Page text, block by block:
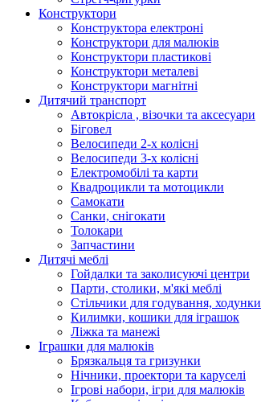
Конструктори
Конструктора електроні
Конструктори для малюків
Конструктори пластикові
Конструктори металеві
Конструктори магнітні
Дитячий транспорт
Автокрісла , візочки та аксесуари
Біговел
Велосипеди 2-х колісні
Велосипеди 3-х колісні
Електромобілі та карти
Квадроцикли та мотоцикли
Самокати
Санки, снігокати
Толокари
Запчастини
Дитячі меблі
Гойдалки та заколисуючі центри
Парти, столики, м'які меблі
Стільчики для годування, ходунки
Килимки, кошики для іграшок
Ліжка та манежі
Іграшки для малюків
Брязкальця та гризунки
Нічники, проектори та каруселі
Ігрові набори, ігри для малюків